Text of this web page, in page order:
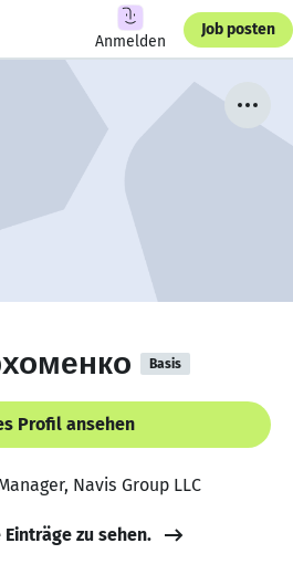
Anmelden
Job posten
Basis
Profil ansehen
Navis Group LLC
zu sehen.